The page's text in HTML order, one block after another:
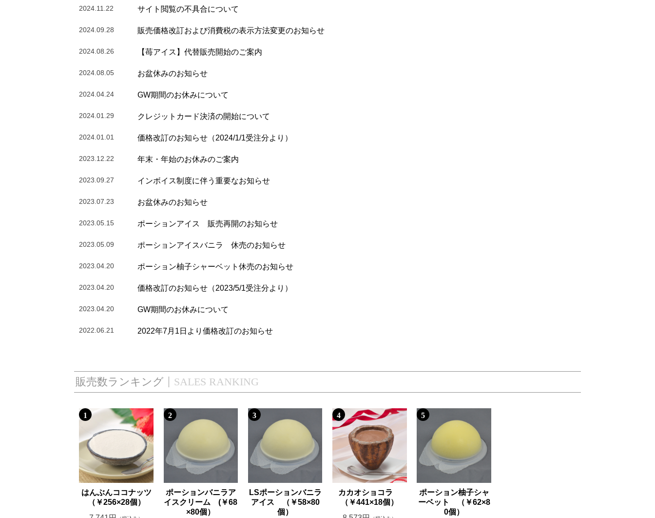
2024.11.22 サイト閲覧の不具合について
2024.09.28 販売価格改訂および消費税の表示方法変更のお知らせ
2024.08.26 【苺アイス】代替販売開始のご案内
2024.08.05 お盆休みのお知らせ
2024.04.24 GW期間のお休みについて
2024.01.29 クレジットカード決済の開始について
2024.01.01 価格改訂のお知らせ（2024/1/1受注分より）
2023.12.22 年末・年始のお休みのご案内
2023.09.27 インボイス制度に伴う重要なお知らせ
2023.07.23 お盆休みのお知らせ
2023.05.15 ポーションアイス 販売再開のお知らせ
2023.05.09 ポーションアイスバニラ 休売のお知らせ
2023.04.20 ポーション柚子シャーベット休売のお知らせ
2023.04.20 価格改訂のお知らせ（2023/5/1受注分より）
2023.04.20 GW期間のお休みについて
2022.06.21 2022年7月1日より価格改訂のお知らせ
SALES RANKING
販売数ランキング
1
はんぶんココナッツ
（￥256×28個）
2
ポーションバニラア
イスクリーム (￥68
×80個）
3
LSポーションバニラ
アイス （￥58×80
個）
4
カカオショコラ
（￥441×18個）
5
ポーション柚子シャ
ーベット （￥62×8
0個）